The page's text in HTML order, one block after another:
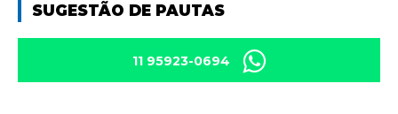
SUGESTÃO DE PAUTAS
11 95923-0694